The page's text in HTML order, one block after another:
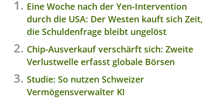
Eine Woche nach der Yen-Intervention
durch die USA: Der Westen kauft sich Zeit,
die Schuldenfrage bleibt ungelöst
Chip-Ausverkauf verschärft sich: Zweite
Verlustwelle erfasst globale Börsen
Studie: So nutzen Schweizer
Vermögensverwalter KI